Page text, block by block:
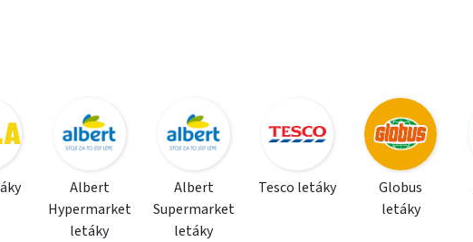
Albert
Hypermarket
letáky
Albert
Supermarket
letáky
Tesco letáky
Globus
letáky